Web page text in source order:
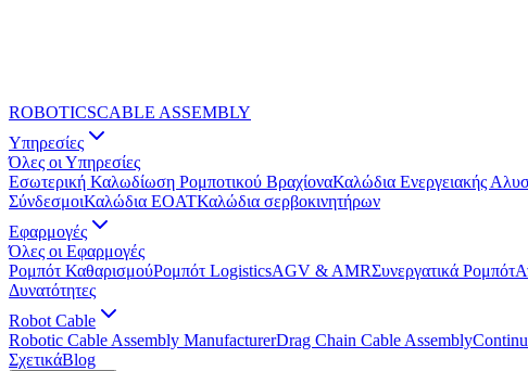
ROBOTICSCABLE ASSEMBLY
Υπηρεσίες
Όλες οι Υπηρεσίες
Εσωτερική Καλωδίωση Ρομποτικού ΒραχίοναΚαλώδια Ενεργειακής
ΣύνδεσμοιΚαλώδια EOATΚαλώδια σερβοκινητήρων
Εφαρμογές
Όλες οι Εφαρμογές
Ρομπότ ΚαθαρισμούΡομπότ LogisticsAGV & AMRΣυνεργατικά Ρομπότ
Δυνατότητες
Robot Cable
Robotic Cable Assembly ManufacturerDrag Chain Cable Assembly
ΣχετικάBlog